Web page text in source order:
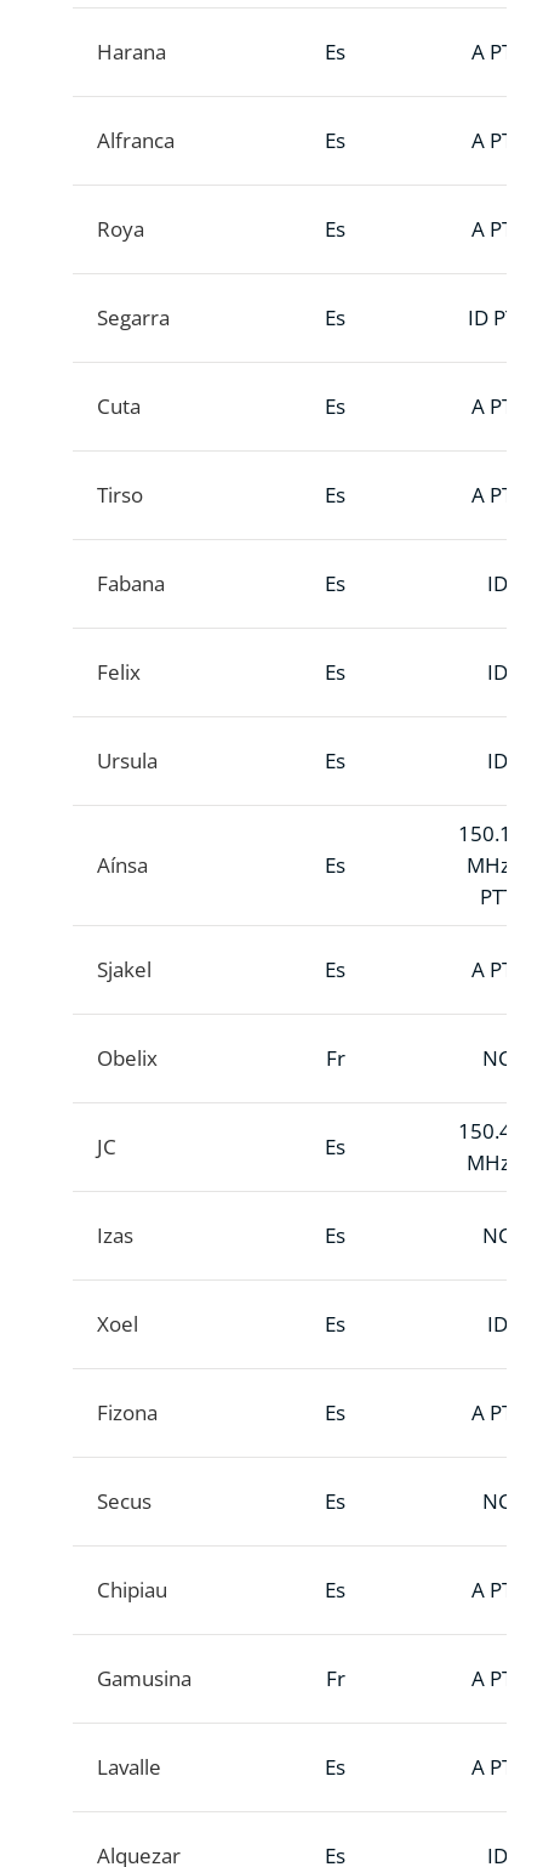
Harana Es A PTT
Alfranca Es A PTT
Roya Es A PTT
Segarra Es ID PTT
Cuta Es A PTT
Tirso Es A PTT
Fabana Es ID
Felix Es ID
Ursula Es ID
Aínsa Es
150.146
MHz A
PTT
Sjakel Es A PTT
Obelix Fr NC
JC Es
150.444
MHz A
Izas Es NC
Xoel Es ID
Fizona Es A PTT
Secus Es NC
Chipiau Es A PTT
Gamusina Fr A PTT
Lavalle Es A PTT
Alquezar Es ID